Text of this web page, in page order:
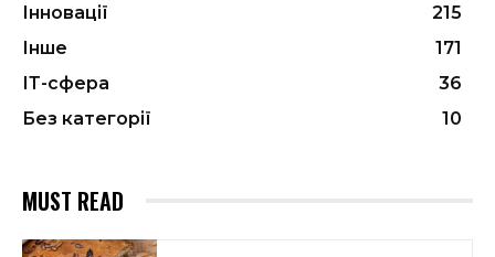
Інновації
215
Інше
171
ІТ-сфера
36
Без категорії
10
MUST READ